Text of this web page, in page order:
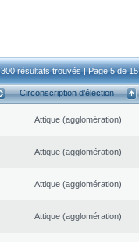
300 résultats trouvés | Page 5 de 15
Circonscription d’élection
Αttique (agglomération)
Αttique (agglomération)
Αttique (agglomération)
Αttique (agglomération)